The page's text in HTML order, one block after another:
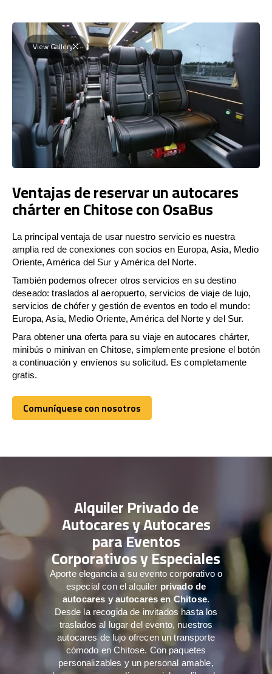
View Gallery
Ventajas de reservar un autocares
chárter en Chitose con OsaBus
La principal ventaja de usar nuestro servicio es nuestra
amplia red de conexiones con socios en Europa, Asia, Medio
Oriente, América del Sur y América del Norte.
También podemos ofrecer otros servicios en su destino
deseado: traslados al aeropuerto, servicios de viaje de lujo,
servicios de chófer y gestión de eventos en todo el mundo:
Europa, Asia, Medio Oriente, América del Norte y del Sur.
Para obtener una oferta para su viaje en autocares chárter,
minibús o minivan en Chitose, simplemente presione el botón
a continuación y envíenos su solicitud. Es completamente
gratis.
Comuníquese con nosotros
Comuníquese con nosotros
Alquiler Privado de
Autocares y Autocares
para Eventos
Corporativos y Especiales
Aporte elegancia a su evento corporativo o
especial con el alquiler privado de
autocares y autocares en Chitose.
Desde la recogida de invitados hasta los
traslados al lugar del evento, nuestros
autocares de lujo ofrecen un transporte
cómodo en Chitose. Con paquetes
personalizables y un personal amable,